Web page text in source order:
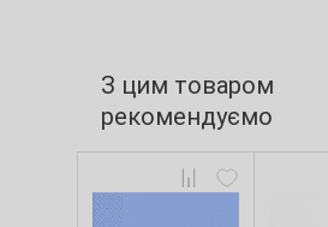
З цим товаром
рекомендуємо